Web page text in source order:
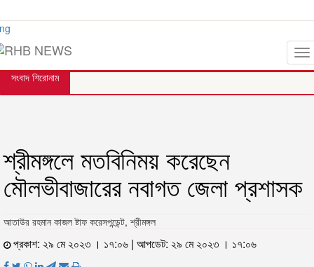
সংবাদ শিরোনাম
শ্রীমঙ্গলে মতবিনিময় করেছেন
মৌলভীবাজারের নবাগত জেলা প্রশাসক
আতাউর রহমান কাজল ষ্টাফ করেসপন্ডেন্ট, শ্রীমঙ্গল
প্রকাশ: ২৯ মে ২০২৩ । ১৭:০৬ | আপডেট: ২৯ মে ২০২৩ । ১৭:০৬